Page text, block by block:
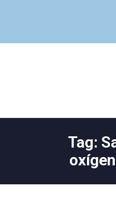
Tag:
Servicios